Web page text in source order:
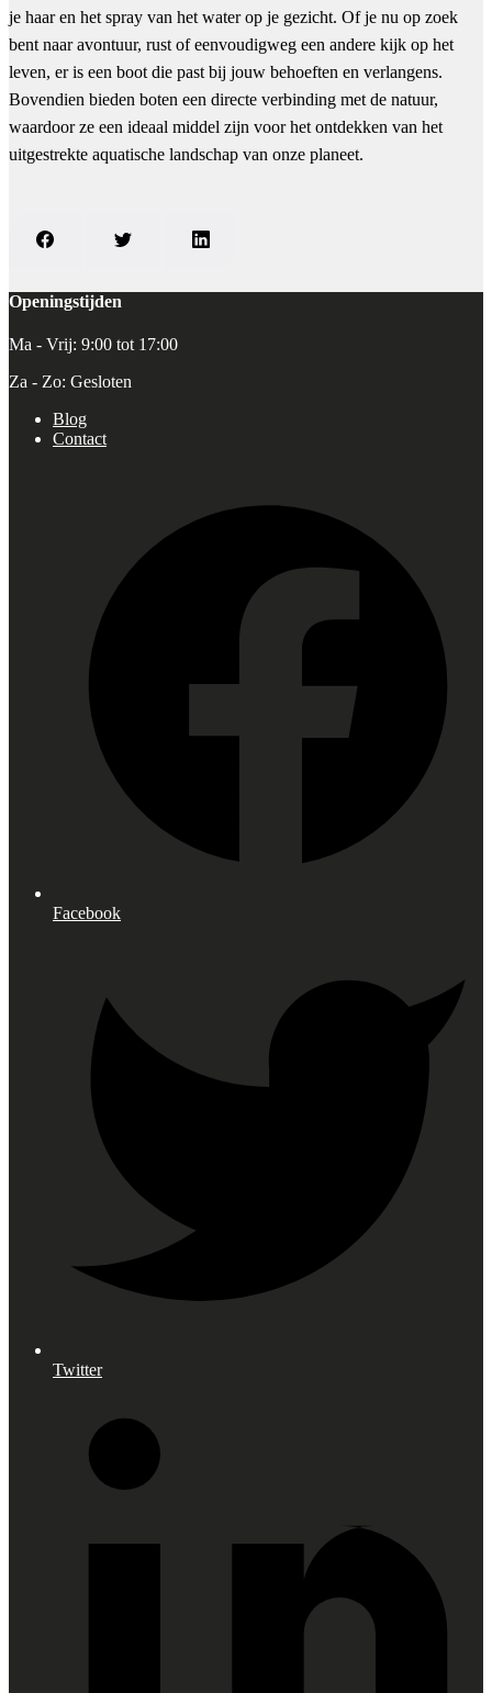
je haar en het spray van het water op je gezicht. Of je nu op zoek
bent naar avontuur, rust of eenvoudigweg een andere kijk op het
leven, er is een boot die past bij jouw behoeften en verlangens.
Bovendien bieden boten een directe verbinding met de natuur,
waardoor ze een ideaal middel zijn voor het ontdekken van het
uitgestrekte aquatische landschap van onze planeet.
Openingstijden
Ma - Vrij: 9:00 tot 17:00
Za - Zo: Gesloten
Blog
Contact
Facebook
Twitter